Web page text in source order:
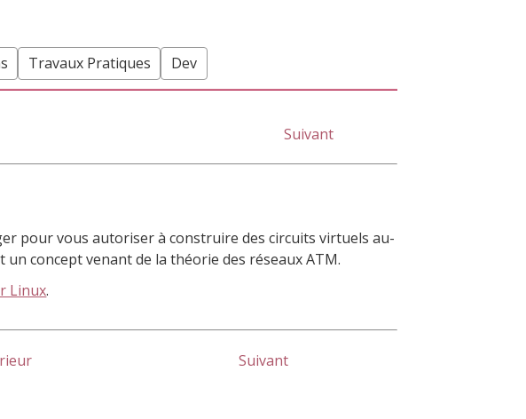
Travaux Pratiques Dev
Suivant
pour vous autoriser à construire des circuits virtuels au-
un concept venant de la théorie des réseaux ATM.
Linux.
Suivant